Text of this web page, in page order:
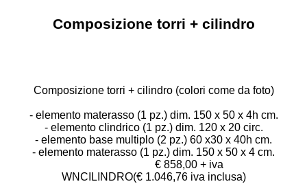
Composizione torri + cilindro
Composizione torri + cilindro (colori come da foto)
- elemento materasso (1 pz.) dim. 150 x 50 x 4h cm.
- elemento clindrico (1 pz.) dim. 120 x 20 circ.
- elemento base multiplo (2 pz.) 60 x30 x 40h cm.
- elemento materasso (1 pz.) dim. 150 x 50 x 4 cm.
WNCILINDRO
€ 858,00 + iva
(€ 1.046,76 iva inclusa)